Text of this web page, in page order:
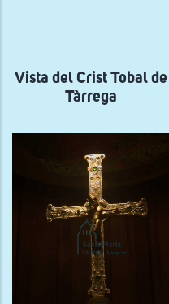
navegación
Vista del Crist Tobal de
Tàrrega